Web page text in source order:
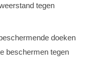
tegen
doeken
beschermen tegen